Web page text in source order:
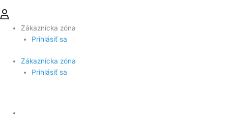
Zákaznícka zóna
Prihlásiť sa
Zákaznícka zóna
Prihlásiť sa